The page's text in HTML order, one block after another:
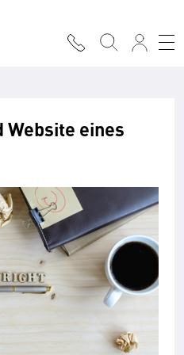
eines